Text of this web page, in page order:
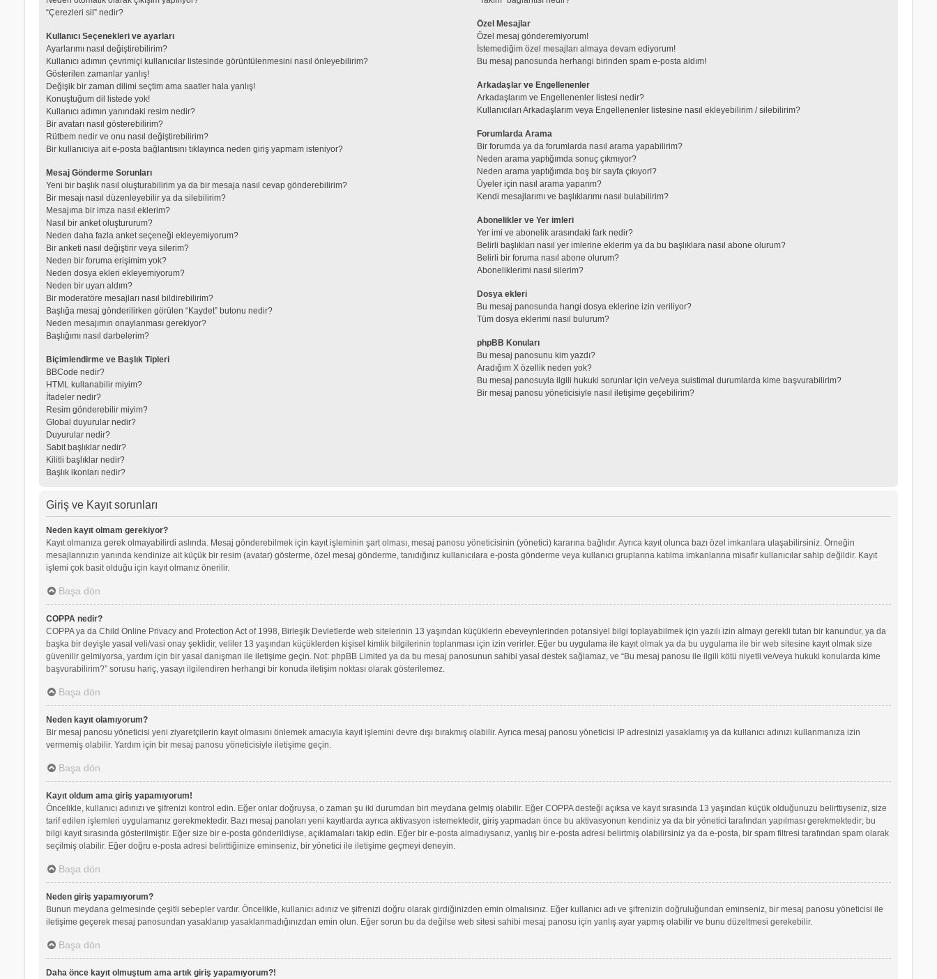
“Çerezleri sil” nedir?
Kullanıcı Seçenekleri ve ayarları
Ayarlarımı nasıl değiştirebilirim?
Kullanıcı adımın çevrimiçi kullanıcılar listesinde görüntülenmesini nasıl önleyebilirim?
Gösterilen zamanlar yanlış!
Değişik bir zaman dilimi seçtim ama saatler hala yanlış!
Konuştuğum dil listede yok!
Kullanıcı adımın yanındaki resim nedir?
Bir avatarı nasıl gösterebilirim?
Rütbem nedir ve onu nasıl değiştirebilirim?
Bir kullanıcıya ait e-posta bağlantısını tıklayınca neden giriş yapmam isteniyor?
Mesaj Gönderme Sorunları
Yeni bir başlık nasıl oluşturabilirim ya da bir mesaja nasıl cevap gönderebilirim?
Bir mesajı nasıl düzenleyebilir ya da silebilirim?
Mesajıma bir imza nasıl eklerim?
Nasıl bir anket oluştururum?
Neden daha fazla anket seçeneği ekleyemiyorum?
Bir anketi nasıl değiştirir veya silerim?
Neden bir foruma erişimim yok?
Neden dosya ekleri ekleyemiyorum?
Neden bir uyarı aldım?
Bir moderatöre mesajları nasıl bildirebilirim?
Başlığa mesaj gönderilirken görülen “Kaydet” butonu nedir?
Neden mesajımın onaylanması gerekiyor?
Başlığımı nasıl darbelerim?
Biçimlendirme ve Başlık Tipleri
BBCode nedir?
HTML kullanabilir miyim?
İfadeler nedir?
Resim gönderebilir miyim?
Global duyurular nedir?
Duyurular nedir?
Sabit başlıklar nedir?
Kilitli başlıklar nedir?
Başlık ikonları nedir?
Özel Mesajlar
Özel mesaj gönderemiyorum!
İstemediğim özel mesajları almaya devam ediyorum!
Bu mesaj panosunda herhangi birinden spam e-posta aldım!
Arkadaşlar ve Engellenenler
Arkadaşlarım ve Engellenenler listesi nedir?
Kullanıcıları Arkadaşlarım veya Engellenenler listesine nasıl ekleyebilirim / silebilirim?
Forumlarda Arama
Bir forumda ya da forumlarda nasıl arama yapabilirim?
Neden arama yaptığımda sonuç çıkmıyor?
Neden arama yaptığımda boş bir sayfa çıkıyor!?
Üyeler için nasıl arama yaparım?
Kendi mesajlarımı ve başlıklarımı nasıl bulabilirim?
Abonelikler ve Yer imleri
Yer imi ve abonelik arasındaki fark nedir?
Belirli başlıkları nasıl yer imlerine eklerim ya da bu başlıklara nasıl abone olurum?
Belirli bir foruma nasıl abone olurum?
Aboneliklerimi nasıl silerim?
Dosya ekleri
Bu mesaj panosunda hangi dosya eklerine izin veriliyor?
Tüm dosya eklerimi nasıl bulurum?
phpBB Konuları
Bu mesaj panosunu kim yazdı?
Aradığım X özellik neden yok?
Bu mesaj panosuyla ilgili hukuki sorunlar için ve/veya suistimal durumlarda kime başvurabilirim?
Bir mesaj panosu yöneticisiyle nasıl iletişime geçebilirim?
Giriş ve Kayıt sorunları
Neden kayıt olmam gerekiyor?
Kayıt olmanıza gerek olmayabilirdi aslında. Mesaj gönderebilmek için kayıt işleminin şart olması, mesaj panosu yöneticisinin (yönetici) kararına bağlıdır. Ayrıca kayıt olunca bazı özel imkanlara ulaşabilirsiniz. Örneğin
mesajlarınızın yanında kendinize ait küçük bir resim (avatar) gösterme, özel mesaj gönderme, tanıdığınız kullanıcılara e-posta gönderme veya kullanıcı gruplarına katılma imkanlarına misafir kullanıcılar sahip değildir. Kayıt
işlemi çok basit olduğu için kayıt olmanız önerilir.
Başa dön
COPPA nedir?
COPPA ya da Child Online Privacy and Protection Act of 1998, Birleşik Devletlerde web sitelerinin 13 yaşından küçüklerin ebeveynlerinden potansiyel bilgi toplayabilmek için yazılı izin almayı gerekli tutan bir kanundur, ya da
başka bir deyişle yasal veli/vasi onay şeklidir, veliler 13 yaşından küçüklerden kişisel kimlik bilgilerinin toplanması için izin verirler. Eğer bu uygulama ile kayıt olmak ya da bu uygulama ile bir web sitesine kayıt olmak size
güvenilir gelmiyorsa, yardım için bir yasal danışman ile iletişime geçin. Not: phpBB Limited ya da bu mesaj panosunun sahibi yasal destek sağlamaz, ve “Bu mesaj panosu ile ilgili kötü niyetli ve/veya hukuki konularda kime
başvurabilirim?” sorusu hariç, yasayı ilgilendiren herhangi bir konuda iletişim noktası olarak gösterilemez.
Başa dön
Neden kayıt olamıyorum?
Bir mesaj panosu yöneticisi yeni ziyaretçilerin kayıt olmasını önlemek amacıyla kayıt işlemini devre dışı bırakmış olabilir. Ayrıca mesaj panosu yöneticisi IP adresinizi yasaklamış ya da kullanıcı adınızı kullanmanıza izin
vermemiş olabilir. Yardım için bir mesaj panosu yöneticisiyle iletişime geçin.
Başa dön
Kayıt oldum ama giriş yapamıyorum!
Öncelikle, kullanıcı adınızı ve şifrenizi kontrol edin. Eğer onlar doğruysa, o zaman şu iki durumdan biri meydana gelmiş olabilir. Eğer COPPA desteği açıksa ve kayıt sırasında 13 yaşından küçük olduğunuzu belirttiyseniz, size
tarif edilen işlemleri uygulamanız gerekmektedir. Bazı mesaj panoları yeni kayıtlarda ayrıca aktivasyon istemektedir, giriş yapmadan önce bu aktivasyonun kendiniz ya da bir yönetici tarafından yapılması gerekmektedir; bu
bilgi kayıt sırasında gösterilmiştir. Eğer size bir e-posta gönderildiyse, açıklamaları takip edin. Eğer bir e-posta almadıysanız, yanlış bir e-posta adresi belirtmiş olabilirsiniz ya da e-posta, bir spam filtresi tarafından spam olarak
seçilmiş olabilir. Eğer doğru e-posta adresi belirttiğinize eminseniz, bir yönetici ile iletişime geçmeyi deneyin.
Başa dön
Neden giriş yapamıyorum?
Bunun meydana gelmesinde çeşitli sebepler vardır. Öncelikle, kullanıcı adınız ve şifrenizi doğru olarak girdiğinizden emin olmalısınız. Eğer kullanıcı adı ve şifrenizin doğruluğundan eminseniz, bir mesaj panosu yöneticisi ile
iletişime geçerek mesaj panosundan yasaklanıp yasaklanmadığınızdan emin olun. Eğer sorun bu da değilse web sitesi sahibi mesaj panosu için yanlış ayar yapmış olabilir ve bunu düzeltmesi gerekebilir.
Başa dön
Daha önce kayıt olmuştum ama artık giriş yapamıyorum?!